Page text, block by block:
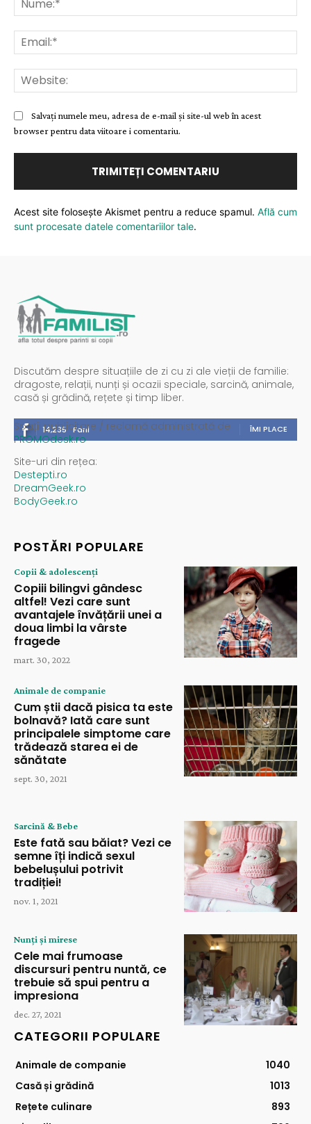
Salvați numele meu, adresa de e-mail și site-ul web în acest
browser pentru data viitoare i comentariu.
Acest site folosește Akismet pentru a reduce spamul. Află cum
sunt procesate datele comentariilor tale.
Discutăm despre situațiile de zi cu zi ale vieții de familie:
dragoste, relații, nunți și ocazii speciale, sarcină, animale,
casă și grădină, rețete și timp liber.
14,235 Fani ÎMI PLACE
Spații publicitare / reclamă administrată de
PROMOdesk.ro
Site-uri din rețea:
Destepti.ro
DreamGeek.ro
BodyGeek.ro
POSTĂRI POPULARE
Copii & adolescenți
Copiii bilingvi gândesc
altfel! Vezi care sunt
avantajele învățării unei a
doua limbi la vârste
fragede
mart. 30, 2022
Animale de companie
Cum știi dacă pisica ta este
bolnavă? Iată care sunt
principalele simptome care
trădează starea ei de
sănătate
sept. 30, 2021
Sarcină & Bebe
Este fată sau băiat? Vezi ce
semne îți indică sexul
bebelușului potrivit
tradiției!
nov. 1, 2021
Nunți și mirese
Cele mai frumoase
discursuri pentru nuntă, ce
trebuie să spui pentru a
impresiona
dec. 27, 2021
CATEGORII POPULARE
Animale de companie
1040
Casă și grădină
1013
Rețete culinare
893